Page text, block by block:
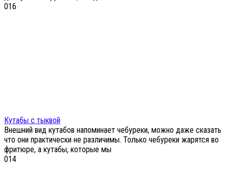
016
Кутабы с тыквой
Внешний вид кутабов напоминает чебуреки, можно даже сказать
что они практически не различимы. Только чебуреки жарятся во
фритюре, а кутабы, которые мы
014